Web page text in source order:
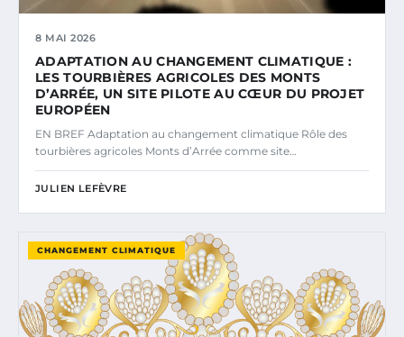
8 MAI 2026
ADAPTATION AU CHANGEMENT CLIMATIQUE :
LES TOURBIÈRES AGRICOLES DES MONTS
D’ARRÉE, UN SITE PILOTE AU CŒUR DU PROJET
EUROPÉEN
EN BREF Adaptation au changement climatique Rôle des
tourbières agricoles Monts d’Arrée comme site…
JULIEN LEFÈVRE
CHANGEMENT CLIMATIQUE